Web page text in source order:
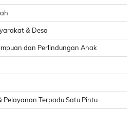
& Desa
dan Perlindungan Anak
Pelayanan Terpadu Satu Pintu